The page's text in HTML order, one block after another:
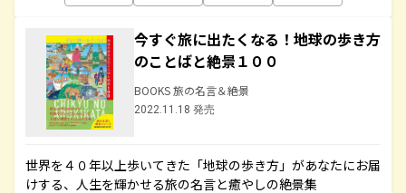
今すぐ旅に出たくなる！地球の歩き方
のことばと絶景１００
BOOKS 旅の名言＆絶景
2022.11.18 発売
世界を４０年以上歩いてきた「地球の歩き方」があなたにお届
けする、人生を輝かせる旅の名言と癒やしの絶景集